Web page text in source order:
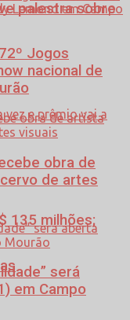
palestra sobre
135 milhões;
Jogos
nacional de
obra de
de artes
será
em Campo